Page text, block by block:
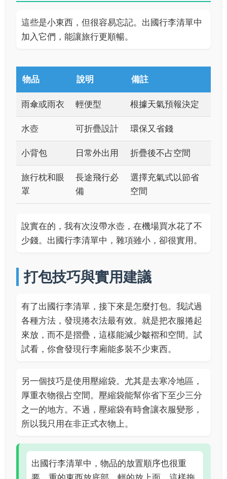
這些是小東西，但很容易忘記。出國行李清單中
加入它們，能讓旅行更順暢。
物品 說明 備註
雨傘或雨衣 輕便型 根據天氣預報決定
水壺 可折疊設計 環保又省錢
小背包 日常外出用 折疊後不占空間
旅行枕和眼
罩
長途飛行必
備
選擇充氣式以節省
空間
說實在的，我有次沒帶水壺，在機場買水花了不
少錢。出國行李清單中，雜項雖小，卻很實用。
打包技巧與實用建議
有了出國行李清單，接下來是怎麼打包。我試過
各種方法，發現捲衣法最有效。就是把衣服捲起
來放，而不是摺疊，這樣能減少皺褶和空間。試
試看，你會發現行李廂能多裝不少東西。
另一個技巧是使用壓縮袋。尤其是去寒冷地區，
厚重衣物很占空間。壓縮袋能幫你省下至少三分
之一的地方。不過，壓縮袋有時會讓衣服變形，
所以我只用在非正式衣物上。
出國行李清單中，物品的放置順序也很重